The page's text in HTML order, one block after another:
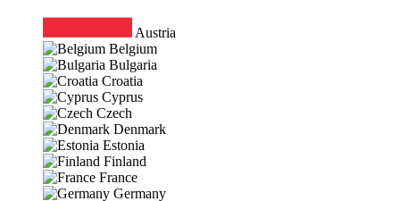
Austria
Belgium
Bulgaria
Croatia
Cyprus
Czech
Denmark
Estonia
Finland
France
Germany